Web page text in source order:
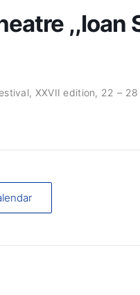
,,Ioan
XXVII edition, 22 –